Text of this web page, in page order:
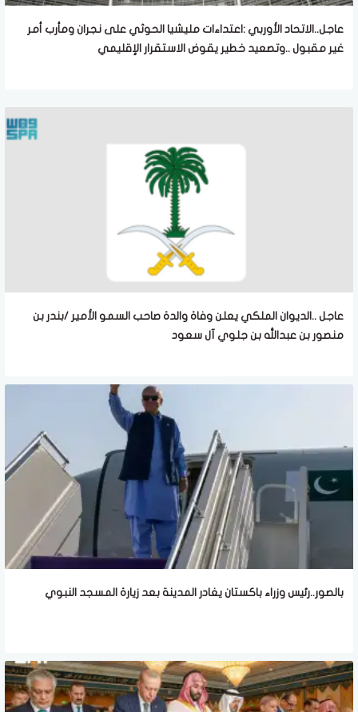
عاجل..الاتحاد الأوربي :اعتداءات مليشيا الحوثي على نجران ومأرب أمر
غير مقبول ..وتصعيد خطير يقوض الاستقرار الإقليمي
عاجل ..الديوان الملكي يعلن وفاة والدة صاحب السمو الأمير /بندر بن
منصور بن عبدالله بن جلوي آل سعود
بالصور..رئيس وزراء باكستان يغادر المدينة بعد زيارة المسجد النبوي